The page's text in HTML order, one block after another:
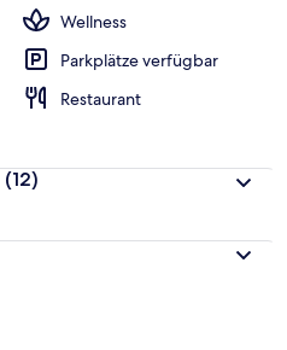
Wellness
Parkplätze verfügbar
Restaurant
(12)